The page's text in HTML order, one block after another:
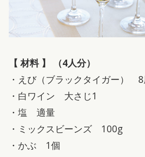
【 材料 】 （4人分）
・えび（ブラックタイガー）
・白ワイン 大さじ1
・塩 適量
・ミックスビーンズ 100g
・かぶ 1個